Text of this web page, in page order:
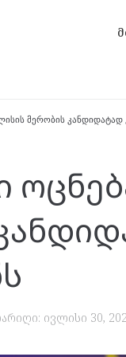
მერობის კანდიდატად
ივლისი 30,